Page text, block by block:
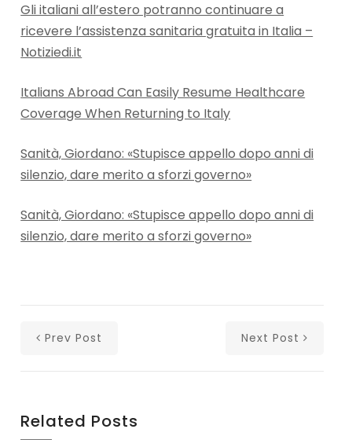
Gli italiani all’estero potranno continuare a
ricevere l’assistenza sanitaria gratuita in Italia –
Notiziedi.it
Italians Abroad Can Easily Resume Healthcare
Coverage When Returning to Italy
Sanità, Giordano: «Stupisce appello dopo anni di
silenzio, dare merito a sforzi governo»
Sanità, Giordano: «Stupisce appello dopo anni di
silenzio, dare merito a sforzi governo»
Prev Post Next Post
Related Posts